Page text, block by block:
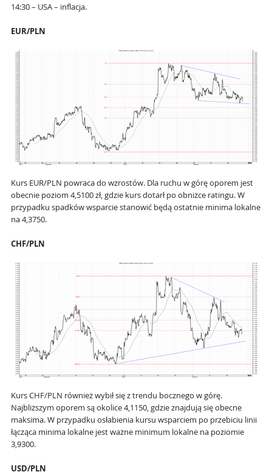
14:30 – USA – inflacja.
EUR/PLN
Kurs EUR/PLN powraca do wzrostów. Dla ruchu w górę oporem jest
obecnie poziom 4,5100 zł, gdzie kurs dotarł po obniżce ratingu. W
przypadku spadków wsparcie stanowić będą ostatnie minima lokalne
na 4,3750.
CHF/PLN
Kurs CHF/PLN również wybił się z trendu bocznego w górę.
Najbliższym oporem są okolice 4,1150, gdzie znajdują się obecne
maksima. W przypadku osłabienia kursu wsparciem po przebiciu linii
łącząca minima lokalne jest ważne minimum lokalne na poziomie
3,9300.
USD/PLN